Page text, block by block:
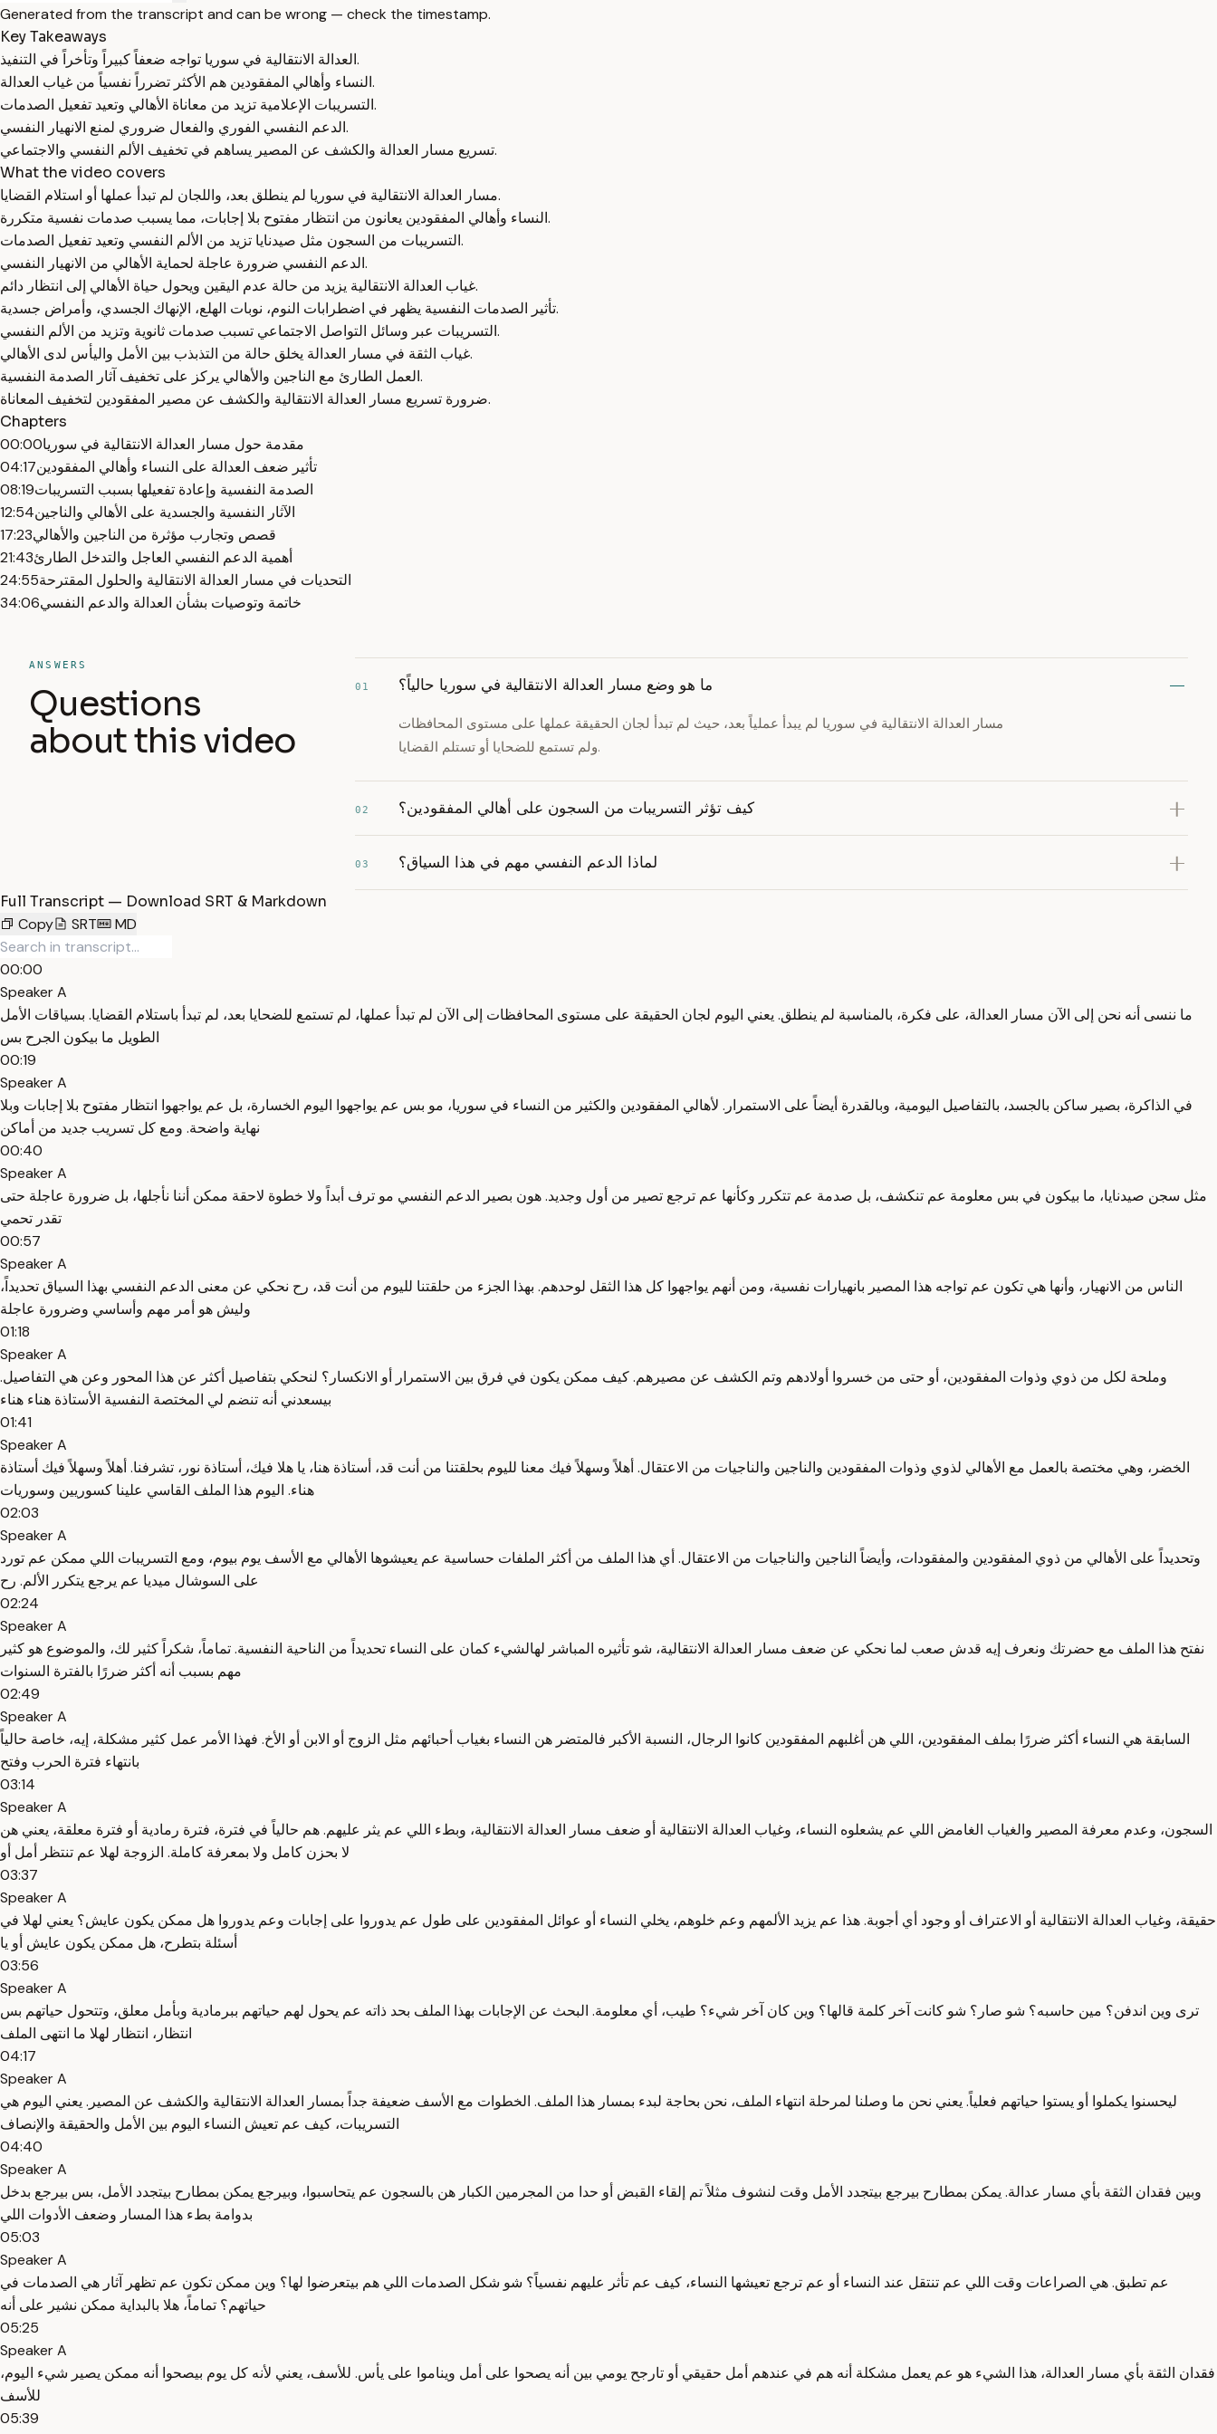
Generated from the transcript and can be wrong — check the timestamp.
Key Takeaways
العدالة الانتقالية في سوريا تواجه ضعفاً كبيراً وتأخراً في التنفيذ.
النساء وأهالي المفقودين هم الأكثر تضرراً نفسياً من غياب العدالة.
التسريبات الإعلامية تزيد من معاناة الأهالي وتعيد تفعيل الصدمات.
الدعم النفسي الفوري والفعال ضروري لمنع الانهيار النفسي.
تسريع مسار العدالة والكشف عن المصير يساهم في تخفيف الألم النفسي والاجتماعي.
What the video covers
مسار العدالة الانتقالية في سوريا لم ينطلق بعد، واللجان لم تبدأ عملها أو استلام القضايا.
النساء وأهالي المفقودين يعانون من انتظار مفتوح بلا إجابات، مما يسبب صدمات نفسية متكررة.
التسريبات من السجون مثل صيدنايا تزيد من الألم النفسي وتعيد تفعيل الصدمات.
الدعم النفسي ضرورة عاجلة لحماية الأهالي من الانهيار النفسي.
غياب العدالة الانتقالية يزيد من حالة عدم اليقين ويحول حياة الأهالي إلى انتظار دائم.
تأثير الصدمات النفسية يظهر في اضطرابات النوم، نوبات الهلع، الإنهاك الجسدي، وأمراض جسدية.
التسريبات عبر وسائل التواصل الاجتماعي تسبب صدمات ثانوية وتزيد من الألم النفسي.
غياب الثقة في مسار العدالة يخلق حالة من التذبذب بين الأمل واليأس لدى الأهالي.
العمل الطارئ مع الناجين والأهالي يركز على تخفيف آثار الصدمة النفسية.
ضرورة تسريع مسار العدالة الانتقالية والكشف عن مصير المفقودين لتخفيف المعاناة.
Chapters
00:00مقدمة حول مسار العدالة الانتقالية في سوريا
04:17تأثير ضعف العدالة على النساء وأهالي المفقودين
08:19الصدمة النفسية وإعادة تفعيلها بسبب التسريبات
12:54الآثار النفسية والجسدية على الأهالي والناجين
17:23قصص وتجارب مؤثرة من الناجين والأهالي
21:43أهمية الدعم النفسي العاجل والتدخل الطارئ
24:55التحديات في مسار العدالة الانتقالية والحلول المقترحة
34:06خاتمة وتوصيات بشأن العدالة والدعم النفسي
ANSWERS
Questions
about this video
01 ما هو وضع مسار العدالة الانتقالية في سوريا حالياً؟
مسار العدالة الانتقالية في سوريا لم يبدأ عملياً بعد، حيث لم تبدأ لجان الحقيقة عملها على مستوى المحافظات
ولم تستمع للضحايا أو تستلم القضايا.
02 كيف تؤثر التسريبات من السجون على أهالي المفقودين؟
03 لماذا الدعم النفسي مهم في هذا السياق؟
Full Transcript — Download SRT & Markdown
Copy
SRT MD
00:00
Speaker A
ما ننسى أنه نحن إلى الآن مسار العدالة، على فكرة، بالمناسبة لم ينطلق. يعني اليوم لجان الحقيقة على مستوى المحافظات إلى الآن لم تبدأ عملها، لم تستمع للضحايا بعد، لم تبدأ باستلام القضايا. بسياقات الأمل
الطويل ما بيكون الجرح بس
00:19
Speaker A
في الذاكرة، بصير ساكن بالجسد، بالتفاصيل اليومية، وبالقدرة أيضاً على الاستمرار. لأهالي المفقودين والكثير من النساء في سوريا، مو بس عم يواجهوا اليوم الخسارة، بل عم يواجهوا انتظار مفتوح بلا إجابات وبلا
نهاية واضحة. ومع كل تسريب جديد من أماكن
00:40
Speaker A
مثل سجن صيدنايا، ما بيكون في بس معلومة عم تنكشف، بل صدمة عم تتكرر وكأنها عم ترجع تصير من أول وجديد. هون بصير الدعم النفسي مو ترف أبداً ولا خطوة لاحقة ممكن أننا نأجلها، بل ضرورة عاجلة حتى
تقدر تحمي
00:57
Speaker A
الناس من الانهيار، وأنها هي تكون عم تواجه هذا المصير بانهيارات نفسية، ومن أنهم يواجهوا كل هذا الثقل لوحدهم. بهذا الجزء من حلقتنا لليوم من أنت قد، رح نحكي عن معنى الدعم النفسي بهذا السياق تحديداً،
وليش هو أمر مهم وأساسي وضرورة عاجلة
01:18
Speaker A
وملحة لكل من ذوي وذوات المفقودين، أو حتى من خسروا أولادهم وتم الكشف عن مصيرهم. كيف ممكن يكون في فرق بين الاستمرار أو الانكسار؟ لنحكي بتفاصيل أكثر عن هذا المحور وعن هي التفاصيل.
بيسعدني أنه تنضم لي المختصة النفسية الأستاذة هناء هناء
01:41
Speaker A
الخضر، وهي مختصة بالعمل مع الأهالي لذوي وذوات المفقودين والناجين والناجيات من الاعتقال. أهلاً وسهلاً فيك معنا لليوم بحلقتنا من أنت قد، أستاذة هنا، يا هلا فيك، أستاذة نور، تشرفنا. أهلاً وسهلاً فيك أستاذة
هناء. اليوم هذا الملف القاسي علينا كسوريين وسوريات
02:03
Speaker A
وتحديداً على الأهالي من ذوي المفقودين والمفقودات، وأيضاً الناجين والناجيات من الاعتقال. أي هذا الملف من أكثر الملفات حساسية عم يعيشوها الأهالي مع الأسف يوم بيوم، ومع التسريبات اللي ممكن عم تورد
على السوشال ميديا عم يرجع يتكرر الألم. رح
02:24
Speaker A
نفتح هذا الملف مع حضرتك ونعرف إيه قدش صعب لما نحكي عن ضعف مسار العدالة الانتقالية، شو تأثيره المباشر لهالشيء كمان على النساء تحديداً من الناحية النفسية. تماماً، شكراً كثير لك، والموضوع هو كثير
مهم بسبب أنه أكثر ضررًا بالفترة السنوات
02:49
Speaker A
السابقة هي النساء أكثر ضررًا بملف المفقودين، اللي هن أغلبهم المفقودين كانوا الرجال، النسبة الأكبر فالمتضر هن النساء بغياب أحبائهم مثل الزوج أو الابن أو الأخ. فهذا الأمر عمل كثير مشكلة، إيه، خاصة حالياً
بانتهاء فترة الحرب وفتح
03:14
Speaker A
السجون، وعدم معرفة المصير والغياب الغامض اللي عم يشعلوه النساء، وغياب العدالة الانتقالية أو ضعف مسار العدالة الانتقالية، وبطء اللي عم يثر عليهم. هم حالياً في فترة، فترة رمادية أو فترة معلقة، يعني هن
لا بحزن كامل ولا بمعرفة كاملة. الزوجة لهلا عم تنتظر أمل أو
03:37
Speaker A
حقيقة، وغياب العدالة الانتقالية أو الاعتراف أو وجود أي أجوبة. هذا عم يزيد الألمهم وعم خلوهم، يخلي النساء أو عوائل المفقودين على طول عم يدوروا على إجابات وعم يدوروا هل ممكن يكون عايش؟ يعني لهلا في
أسئلة بتطرح، هل ممكن يكون عايش أو يا
03:56
Speaker A
ترى وين اندفن؟ مين حاسبه؟ شو صار؟ شو كانت آخر كلمة قالها؟ وين كان آخر شيء؟ طيب، أي معلومة. البحث عن الإجابات بهذا الملف بحد ذاته عم يحول لهم حياتهم ببرمادية وبأمل معلق، وتتحول حياتهم بس
انتظار، انتظار لهلا ما انتهى الملف
04:17
Speaker A
ليحسنوا يكملوا أو يستوا حياتهم فعلياً. يعني نحن ما وصلنا لمرحلة انتهاء الملف، نحن بحاجة لبدء بمسار هذا الملف. الخطوات مع الأسف ضعيفة جداً بمسار العدالة الانتقالية والكشف عن المصير. يعني اليوم هي
التسريبات، كيف عم تعيش النساء اليوم بين الأمل والحقيقة والإنصاف
04:40
Speaker A
وبين فقدان الثقة بأي مسار عدالة. يمكن بمطارح بيرجع بيتجدد الأمل وقت لنشوف مثلاً تم إلقاء القبض أو حدا من المجرمين الكبار هن بالسجون عم يتحاسبوا، وبيرجع يمكن بمطارح بيتجدد الأمل، بس بيرجع بدخل
بدوامة بطء هذا المسار وضعف الأدوات اللي
05:03
Speaker A
عم تطبق. هي الصراعات وقت اللي عم تنتقل عند النساء أو عم ترجع تعيشها النساء، كيف عم تأثر عليهم نفسياً؟ شو شكل الصدمات اللي هم بيتعرضوا لها؟ وين ممكن تكون عم تظهر آثار هي الصدمات في
حياتهم؟ تماماً، هلا بالبداية ممكن نشير على أنه
05:25
Speaker A
فقدان الثقة بأي مسار العدالة، هذا الشيء هو عم يعمل مشكلة أنه هم في عندهم أمل حقيقي أو تارجح يومي بين أنه يصحوا على أمل ويناموا على يأس. للأسف، يعني لأنه كل يوم بيصحوا أنه ممكن يصير شيء اليوم،
للأسف
05:39